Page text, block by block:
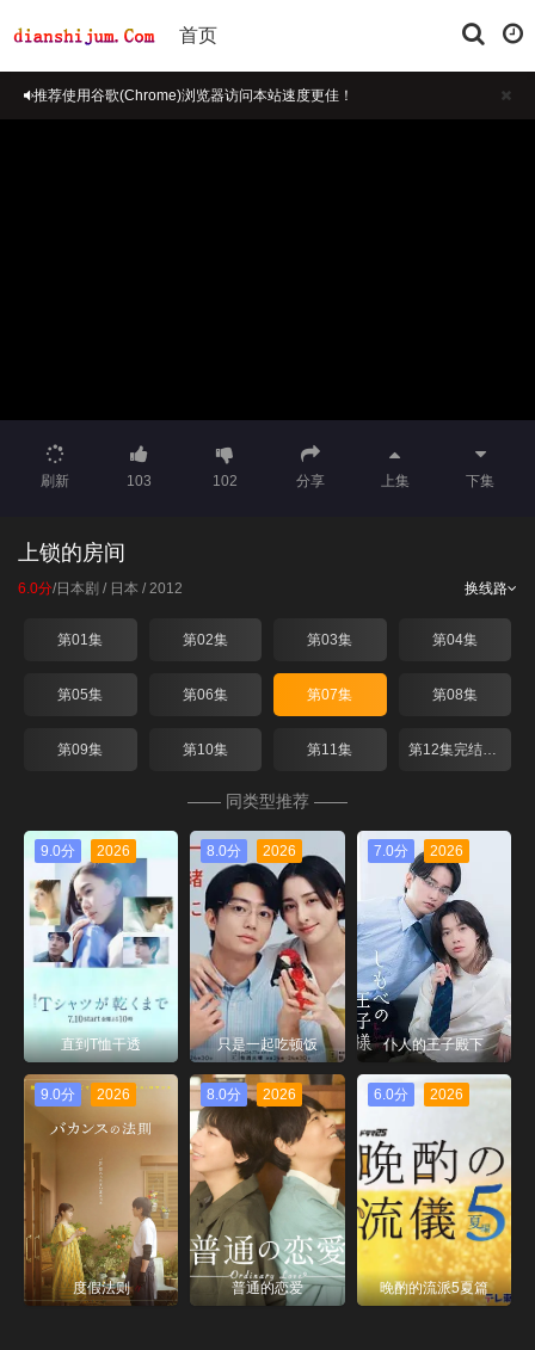
首页
推荐使用谷歌(Chrome)浏览器访问本站速度更佳！
刷新 103 102 分享 上集 下集
上锁的房间
换线路
6.0分/ 日本剧 / 日本 / 2012
第01集 第02集 第03集 第04集
第05集 第06集 第07集 第08集
第09集 第10集 第11集 第12集完结+SP
—— 同类型推荐 ——
9.0分 2026
直到T恤干透
8.0分 2026
只是一起吃顿饭
7.0分 2026
仆人的王子殿下
9.0分 2026
度假法则
8.0分 2026
普通的恋爱
6.0分 2026
晚酌的流派5夏篇